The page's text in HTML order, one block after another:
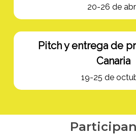
20-26 de
Pitch y entrega de
Canaria
19-25 de